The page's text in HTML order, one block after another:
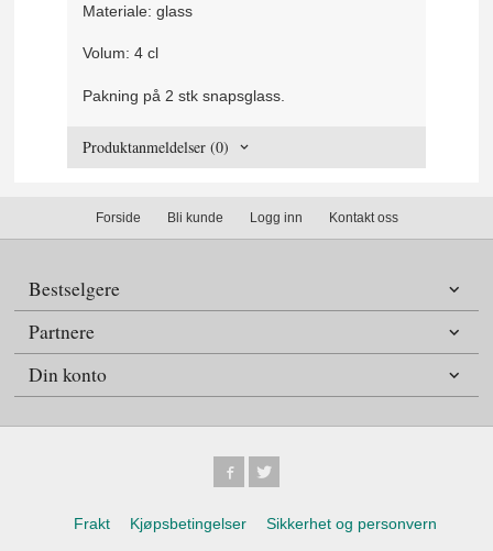
Materiale: glass
Volum: 4 cl
Pakning på 2 stk snapsglass.
Produktanmeldelser (0)
Forside Bli kunde Logg inn Kontakt oss
Bestselgere
Partnere
Din konto
Frakt Kjøpsbetingelser Sikkerhet og personvern